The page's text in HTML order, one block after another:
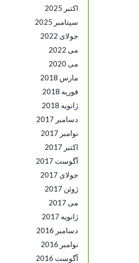
اکتبر 2025
سپتامبر 2025
جولای 2022
می 2022
می 2020
مارس 2018
فوریه 2018
ژانویه 2018
دسامبر 2017
نوامبر 2017
اکتبر 2017
آگوست 2017
جولای 2017
ژوئن 2017
می 2017
ژانویه 2017
دسامبر 2016
نوامبر 2016
آگوست 2016